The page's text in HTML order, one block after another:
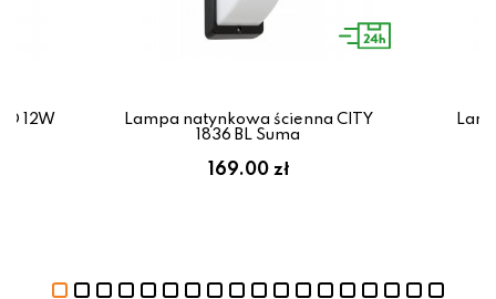
12W
Lampa natynkowa ścienna CITY
1836 BL Suma
169.00 zł